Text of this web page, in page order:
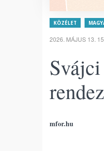
KÖZÉLET
2026. MÁJUS 13.
mfor.hu